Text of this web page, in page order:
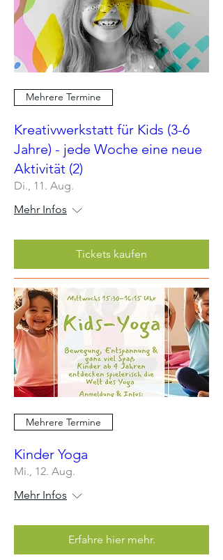
Mehrere Termine
Kreativwerkstatt für Kids (3-6
Jahre) - jede Woche eine neue
Aktivität (2)
Di., 11. Aug.
Mehr Infos
Tickets kaufen
Mehrere Termine
Kinder Yoga
Mi., 12. Aug.
Mehr Infos
Erfahre hier mehr.